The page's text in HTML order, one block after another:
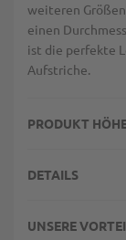
weiteren
einen
ist die perfekte
Aufstriche.
PRODUKT
DETAILS
UNSERE